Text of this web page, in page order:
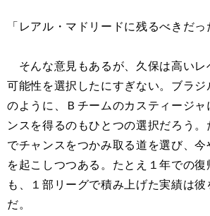
「レアル・マドリードに残るべきだっ
そんな意見もあるが、久保は高いレ
可能性を選択したにすぎない。ブラ
のように、Ｂチームのカスティージャ
ンスを得るのもひとつの選択だろう
でチャンスをつかみ取る道を選び、
を起こしつつある。たとえ１年での復
も、１部リーグで積み上げた実績は
だ。